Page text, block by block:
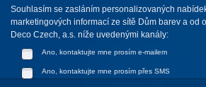
Souhlasím se zasláním personalizovaných
marketingových informací ze sítě Dům barev a od
Deco Czech, a.s. níže uvedenými kanály:
Ano, kontaktujte mne prosím e-mailem
Ano, kontaktujte mne prosím přes SMS